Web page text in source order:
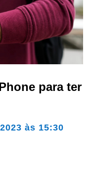
para ter
às 15:30